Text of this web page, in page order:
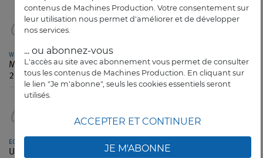
contenus de Machines Production. Votre consentement sur
leur utilisation nous permet d'améliorer et de développer
nos services.
... ou abonnez-vous
L'accès au site avec abonnement vous permet de consulter
tous les contenus de Machines Production. En cliquant sur
le lien "Je m'abonne", seuls les cookies essentiels seront
utilisés.
ACCEPTER ET CONTINUER
JE M'ABONNE
04
WFL MILLTURN TECHNOLOGIES
M70 Millturn, tête d’affiche du stand WFL lors de l’AMB
2026
05
ECAM
Une école française d’ingénieurs plante son drapeau en